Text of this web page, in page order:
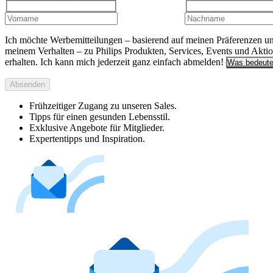
Ich möchte Werbemitteilungen – basierend auf meinen Präferenzen
meinem Verhalten – zu Philips Produkten, Services, Events und
erhalten. Ich kann mich jederzeit ganz einfach abmelden! Was
Absenden
Frühzeitiger Zugang zu unseren Sales.
Tipps für einen gesunden Lebensstil.
Exklusive Angebote für Mitglieder.
Expertentipps und Inspiration.